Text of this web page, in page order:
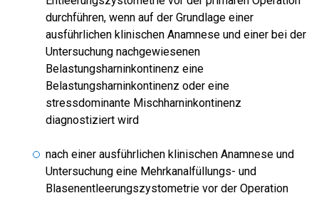
durchführen, wenn auf der Grundlage einer
ausführlichen klinischen Anamnese und einer bei der
Untersuchung nachgewiesenen
Belastungsharninkontinenz eine
Belastungsharninkontinenz oder eine
stressdominante Mischharninkontinenz
diagnostiziert wird
nach einer ausführlichen klinischen Anamnese und
Untersuchung eine Mehrkanalfüllungs- und
Blasenentleerungszystometrie vor der Operation